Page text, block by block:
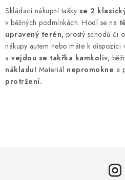
v
l
á
d
a
c
í
Skládací nákupní tašky se 2
v běžných podmínkách. Hodí se na
upravený terén, prostý schodů či
nákupy autem nebo máte k dispozici
a vejdou se takřka kamkoliv,
nákladu! Materiál nepromokne a
protržení.